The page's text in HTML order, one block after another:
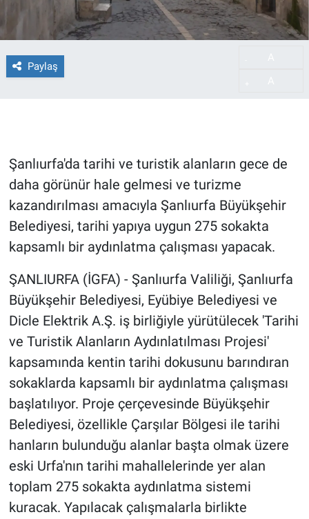
Paylaş
Şanlıurfa'da tarihi ve turistik alanların gece de
daha görünür hale gelmesi ve turizme
kazandırılması amacıyla Şanlıurfa Büyükşehir
Belediyesi, tarihi yapıya uygun 275 sokakta
kapsamlı bir aydınlatma çalışması yapacak.
ŞANLIURFA (İGFA) - Şanlıurfa Valiliği, Şanlıurfa
Büyükşehir Belediyesi, Eyübiye Belediyesi ve
Dicle Elektrik A.Ş. iş birliğiyle yürütülecek 'Tarihi
ve Turistik Alanların Aydınlatılması Projesi'
kapsamında kentin tarihi dokusunu barındıran
sokaklarda kapsamlı bir aydınlatma çalışması
başlatılıyor. Proje çerçevesinde Büyükşehir
Belediyesi, özellikle Çarşılar Bölgesi ile tarihi
hanların bulunduğu alanlar başta olmak üzere
eski Urfa'nın tarihi mahallelerinde yer alan
toplam 275 sokakta aydınlatma sistemi
kuracak. Yapılacak çalışmalarla birlikte